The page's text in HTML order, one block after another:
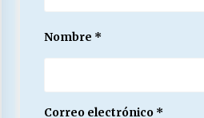
Nombre *
Correo electrónico *